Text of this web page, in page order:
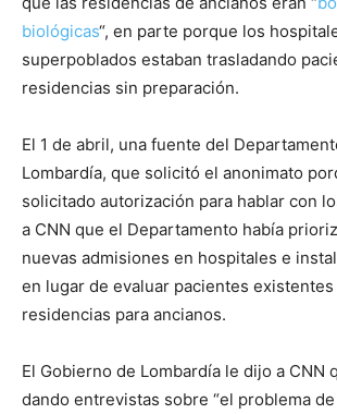
biológicas“, en parte porque los
superpoblados estaban trasladando
residencias sin preparación.
El 1 de abril, una fuente del
Lombardía, que solicitó el anonimato
solicitado autorización para hablar con
a CNN que el Departamento había
nuevas admisiones en hospitales e
en lugar de evaluar pacientes
residencias para ancianos.
El Gobierno de Lombardía le dijo a CNN
dando entrevistas sobre “el problema